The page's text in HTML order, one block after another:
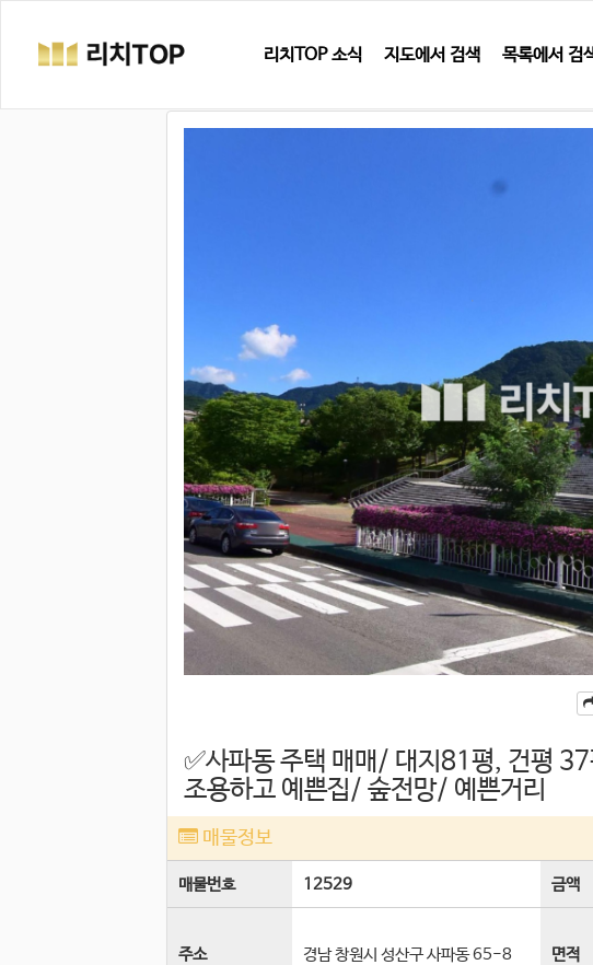
리치TOP 소식 지도에서 검색 목록에서 검
✅️사파동 주택 매매/ 대지81평, 건평
조용하고 예쁜집/ 숲전망/ 예쁜거리
매물정보
매물번호 12529 금액
주소 경남 창원시 성산구 사파동 65-8 면적